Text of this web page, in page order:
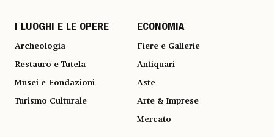
I LUOGHI E LE OPERE
Archeologia
Restauro e Tutela
Musei e Fondazioni
Turismo Culturale
ECONOMIA
Fiere e Gallerie
Antiquari
Aste
Arte & Imprese
Mercato